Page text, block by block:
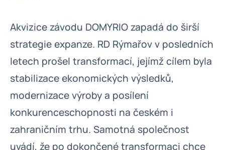
Akvizice závodu DOMYRIO zapadá do širší
strategie expanze. RD Rýmařov v posledních
letech prošel transformací, jejímž cílem byla
stabilizace ekonomických výsledků,
modernizace výroby a posílení
konkurenceschopnosti na českém i
zahraničním trhu. Samotná společnost
uvádí, že po dokončené transformaci chce